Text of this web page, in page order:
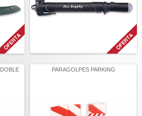
PARAGOLPES PARKING